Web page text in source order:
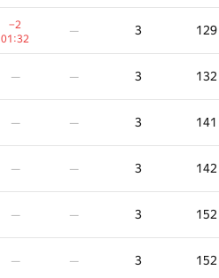
−2
01:32
— 3 129
— — 3 132
— — 3 141
— — 3 142
— — 3 152
— — 3 152